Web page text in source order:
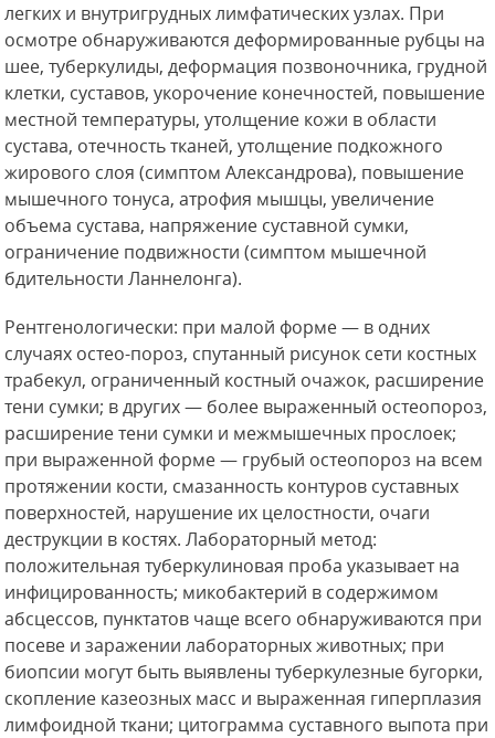
легких и внутригрудных лимфатических узлах. При
осмотре обнаруживаются деформированные рубцы на
шее, туберкулиды, деформация позвоночника, грудной
клетки, суставов, укорочение конечностей, повышение
местной температуры, утолщение кожи в области
сустава, отечность тканей, утолщение подкожного
жирового слоя (симптом Александрова), повышение
мышечного тонуса, атрофия мышцы, увеличение
объема сустава, напряжение суставной сумки,
ограничение подвижности (симптом мышечной
бдительности Ланнелонга).
Рентгенологически: при малой форме — в одних
случаях остео-пороз, спутанный рисунок сети костных
трабекул, ограниченный костный очажок, расширение
тени сумки; в других — более выраженный остеопороз,
расширение тени сумки и межмышечных прослоек;
при выраженной форме — грубый остеопороз на всем
протяжении кости, смазанность контуров суставных
поверхностей, нарушение их целостности, очаги
деструкции в костях. Лабораторный метод:
положительная туберкулиновая проба указывает на
инфицированность; микобактерий в содержимом
абсцессов, пунктатов чаще всего обнаруживаются при
посеве и заражении лабораторных животных; при
биопсии могут быть выявлены туберкулезные бугорки,
скопление казеозных масс и выраженная гиперплазия
лимфоидной ткани; цитограмма суставного выпота при